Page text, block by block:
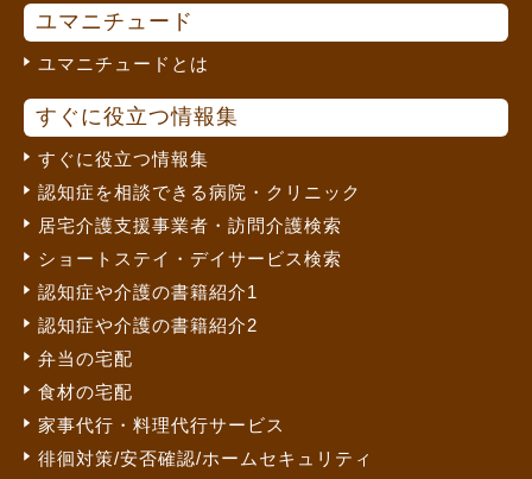
ユマニチュード
ユマニチュードとは
すぐに役立つ情報集
すぐに役立つ情報集
認知症を相談できる病院・クリニック
居宅介護支援事業者・訪問介護検索
ショートステイ・デイサービス検索
認知症や介護の書籍紹介1
認知症や介護の書籍紹介2
弁当の宅配
食材の宅配
家事代行・料理代行サービス
徘徊対策/安否確認/ホームセキュリティ